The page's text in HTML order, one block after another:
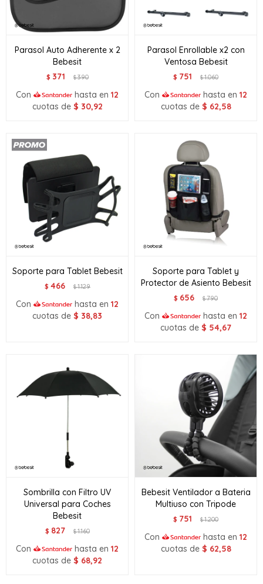
Parasol Auto Adherente x 2
Bebesit
$ 371 $390
Con hasta en 12
cuotas de $ 30,92
Parasol Enrollable x2 con
Ventosa Bebesit
$ 751 $1.060
Con hasta en 12
cuotas de $ 62,58
Soporte para Tablet Bebesit
$ 466 $1.129
Con hasta en 12
cuotas de $ 38,83
Soporte para Tablet y
Protector de Asiento Bebesit
$ 656 $790
Con hasta en 12
cuotas de $ 54,67
Sombrilla con Filtro UV
Universal para Coches
Bebesit
$ 827 $1.160
Con hasta en 12
cuotas de $ 68,92
Bebesit Ventilador a Bateria
Multiuso con Tripode
$ 751 $1.200
Con hasta en 12
cuotas de $ 62,58